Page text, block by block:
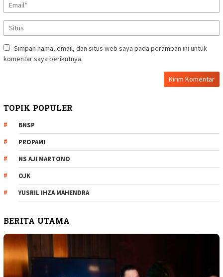
Simpan nama, email, dan situs web saya pada peramban ini untuk
komentar saya berikutnya.
TOPIK POPULER
BNSP
PROPAMI
NS AJI MARTONO
OJK
YUSRIL IHZA MAHENDRA
BERITA UTAMA